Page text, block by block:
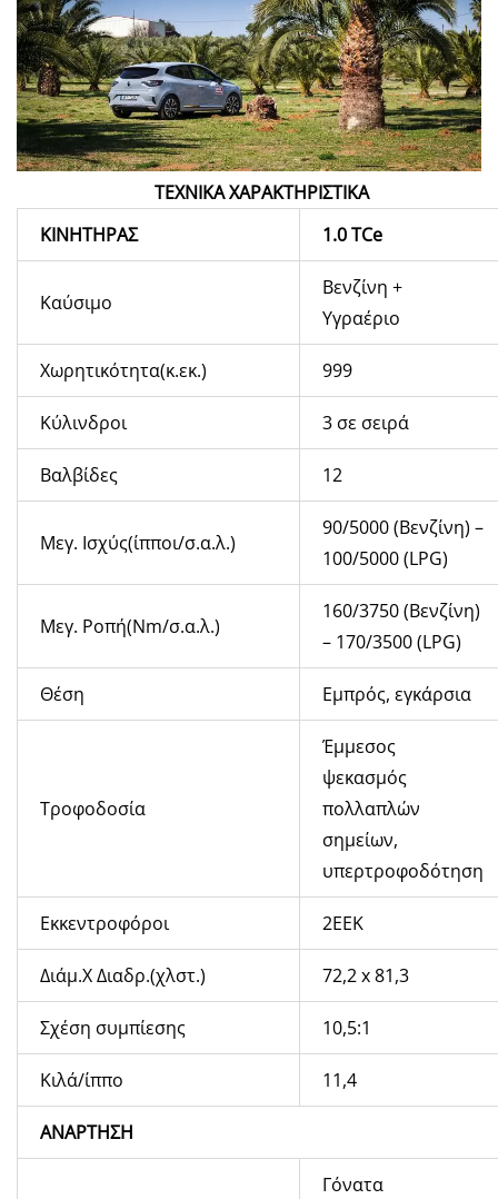
ΤΕΧΝΙΚΑ ΧΑΡΑΚΤΗΡΙΣΤΙΚΑ
ΚΙΝΗΤΗΡΑΣ
1.0 TCe
Καύσιμο
Βενζίνη +
Υγραέριο
Χωρητικότητα(κ.εκ.) 999
Κύλινδροι 3 σε σειρά
Βαλβίδες 12
Μεγ. Ισχύς(ίπποι/σ.α.λ.)
90/5000 (Βενζίνη) –
100/5000 (LPG)
Μεγ. Ροπή(Nm/σ.α.λ.)
160/3750 (Βενζίνη)
– 170/3500 (LPG)
Θέση Εμπρός, εγκάρσια
Τροφοδοσία
Έμμεσος
ψεκασμός
πολλαπλών
σημείων,
υπερτροφοδότηση
Εκκεντροφόροι 2ΕΕΚ
Διάμ.X Διαδρ.(χλστ.) 72,2 x 81,3
Σχέση συμπίεσης 10,5:1
Κιλά/ίππο 11,4
ΑΝΑΡΤΗΣΗ
Γόνατα